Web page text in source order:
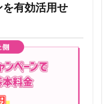
有効活用せ